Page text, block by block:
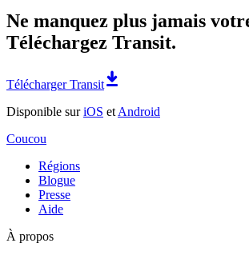
Ne manquez plus jamais
Téléchargez Transit.
Télécharger Transit
Disponible suriOS et Android
Coucou
Régions
Blogue
Presse
Aide
À propos